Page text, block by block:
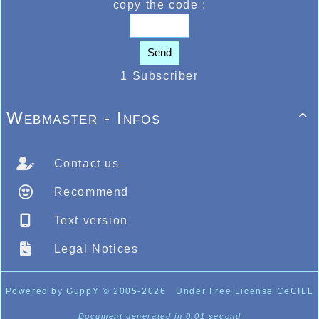
copy the code :
Send
1 Subscriber

Webmaster - Infos
Contact us
Recommend
Text version
Legal Notices
Powered by GuppY © 2005-2026 Under Free License CeCILL
Document generated in 0.01 second